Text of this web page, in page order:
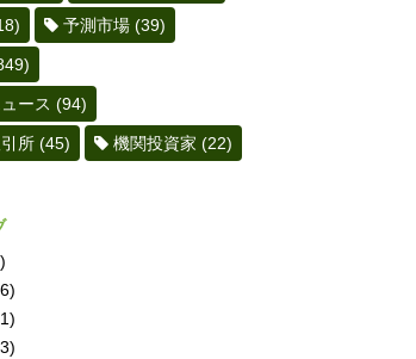
予測市場 (39)
ース (94)
所 (45) 機関投資家 (22)